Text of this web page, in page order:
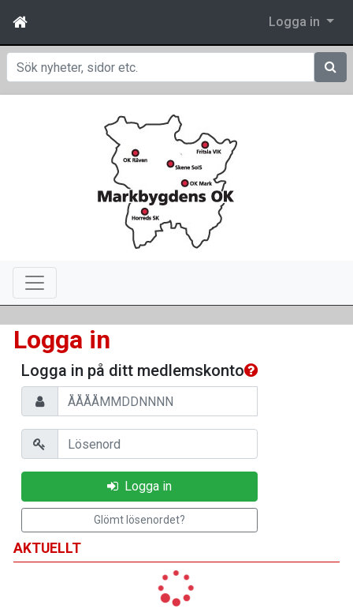
Logga in
Sök
AKTUELLT
Logga in
Logga in på ditt medlemskonto
Personnummer
Lösenord
Logga in
Glömt lösenordet?